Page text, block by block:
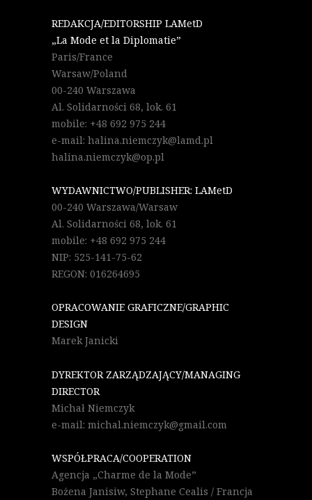
REDAKCJA/EDITORSHIP LAMetD
„La Mode et la Diplomatie”
Paris/France
Warsaw/Poland
00-240 Warszawa
Al. Solidarności 68, lok. 61
mobile: +48 692 975 244
e-mail: halina.niemczyk@lamd.pl
halina.niemczyk@op.pl
WYDAWNICTWO/PUBLISHER: LAMetD
00-240 Warszawa/Warsaw
Al. Solidarności 68, lok. 61
mobile: +48 692 975 244
NIP: 525-141-75-62
REGON: 016264695
OPRACOWANIE GRAFICZNE/GRAPHIC
DESIGN
Marek Janicki
DYREKTOR ZARZĄDZAJĄCY/MANAGING
DIRECTOR
Michał Niemczyk
e-mail: michal.niemczyk@gmail.com
WSPÓŁPRACA/COOPERATION
Agencja „Charme de la Mode”
Bożena Janisiw, Stephane Cealis / Francja